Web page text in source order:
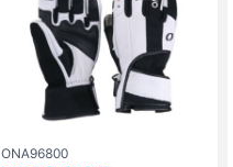
ONA96800